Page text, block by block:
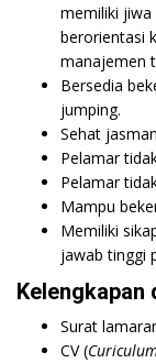
memiliki jiwa
berorientasi
manajemen
Bersedia
jumping.
Sehat
Pelamar
Pelamar
Mampu
Memiliki
jawab tinggi
Kelengkapan
Surat
CV (